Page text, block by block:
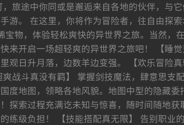
旅途中你同或是邂逅来自各地的伙伴，与
游。 在这里，你将作为冒险者，往自由探
宝物，体验轻松爽快的异世界之旅。当然，
来开启一场超轻爽的异世界之旅吧！ 【睡
观日升月落，边数羊边变强。 【欢乐冒险
战斗真没有羁】 掌握剑技魔法，肆意思支
度地图，领略各地风貌。地图中型的隐藏
探索过程充满讫未知与惊喜，随时间随地
练级负担！ 【技能搭配真无限】 告别职业